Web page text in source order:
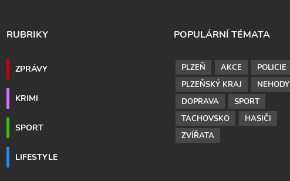
RUBRIKY
ZPRÁVY
KRIMI
SPORT
LIFESTYLE
POPULÁRNÍ TÉMATA
PLZEŇ AKCE
POLICIE
PLZEŇSKÝ KRAJ
NEHODY
DOPRAVA
SPORT
TACHOVSKO
HASIČI
ZVÍŘATA